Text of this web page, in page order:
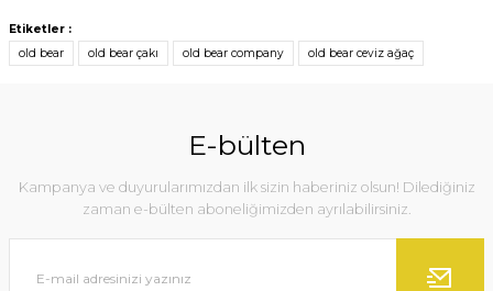
Etiketler :
old bear
old bear çakı old bear company old bear ceviz ağaç
E-bülten
Kampanya ve duyurularımızdan ilk sizin haberiniz olsun! Dilediğiniz
zaman e-bülten aboneliğimizden ayrılabilirsiniz.